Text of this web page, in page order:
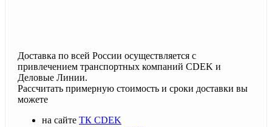
Доставка по всей России осуществляется с
привлечением транспортных компаний CDEK и
Деловые Линии.
Рассчитать примерную стоимость и сроки доставки вы
можете
на сайте ТК CDEK